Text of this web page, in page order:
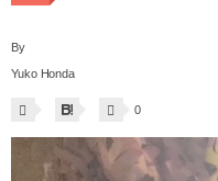
By
Yuko Honda
0